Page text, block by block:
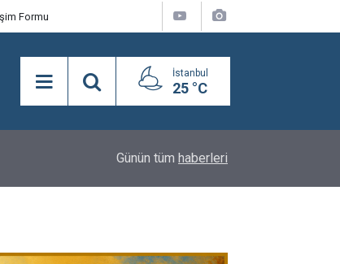
Formu
İstanbul
25 °C
Merhum Asli Üyemiz M. Zeki Tunca'yı saygıyla
Günün tüm haberleri